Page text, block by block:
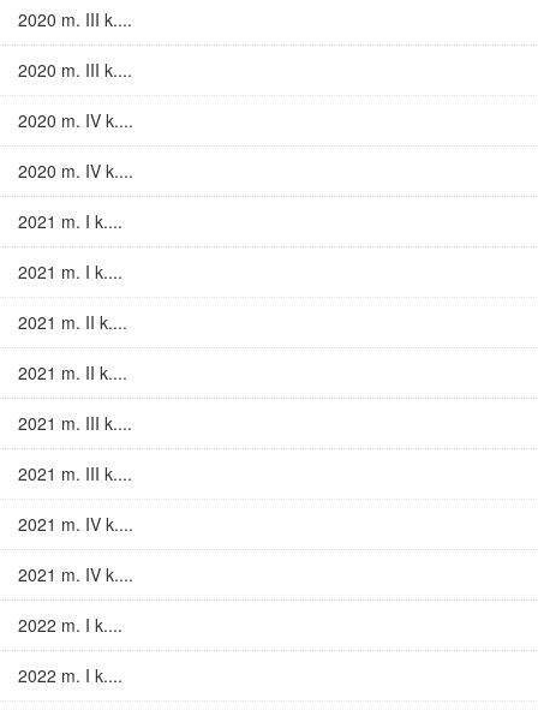
2020 m. III k....
2020 m. III k....
2020 m. IV k....
2020 m. IV k....
2021 m. I k....
2021 m. I k....
2021 m. II k....
2021 m. II k....
2021 m. III k....
2021 m. III k....
2021 m. IV k....
2021 m. IV k....
2022 m. I k....
2022 m. I k....